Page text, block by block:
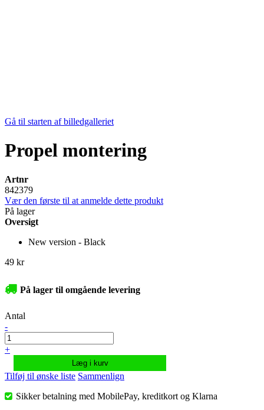
Gå til starten af billedgalleriet
Propel montering
Artnr
842379
Vær den første til at anmelde dette produkt
På lager
Oversigt
New version - Black
49 kr
På lager til omgående levering
Antal
-
+
Læg i kurv
Tilføj til ønske liste Sammenlign
Sikker betalning med MobilePay, kreditkort og Klarna